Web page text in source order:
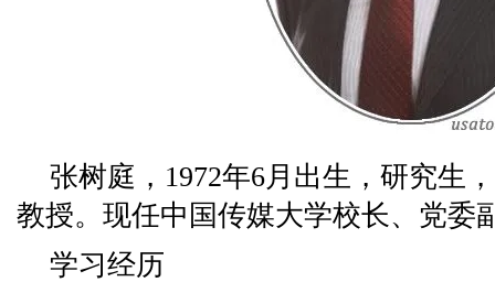
张树庭，1972年6月出生，研究生
教授。现任中国传媒大学校长、党委
学习经历